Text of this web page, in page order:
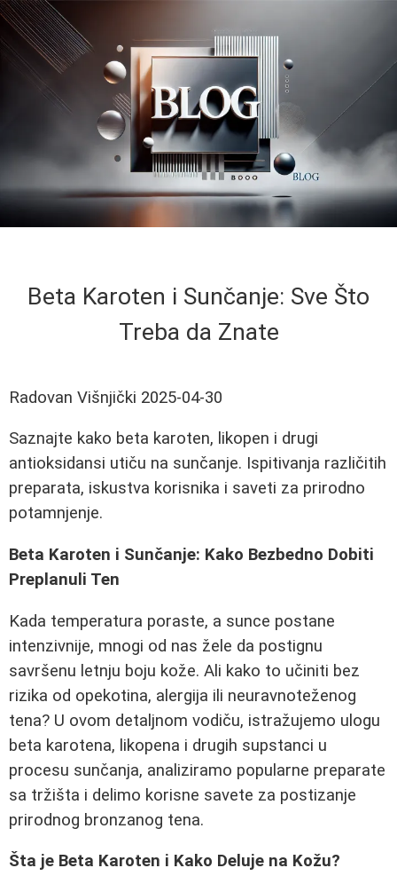
Beta Karoten i Sunčanje: Sve Što
Treba da Znate
Radovan Višnjički 2025-04-30
Saznajte kako beta karoten, likopen i drugi
antioksidansi utiču na sunčanje. Ispitivanja različitih
preparata, iskustva korisnika i saveti za prirodno
potamnjenje.
Beta Karoten i Sunčanje: Kako Bezbedno Dobiti
Preplanuli Ten
Kada temperatura poraste, a sunce postane
intenzivnije, mnogi od nas žele da postignu
savršenu letnju boju kože. Ali kako to učiniti bez
rizika od opekotina, alergija ili neuravnoteženog
tena? U ovom detaljnom vodiču, istražujemo ulogu
beta karotena, likopena i drugih supstanci u
procesu sunčanja, analiziramo popularne preparate
sa tržišta i delimo korisne savete za postizanje
prirodnog bronzanog tena.
Šta je Beta Karoten i Kako Deluje na Kožu?